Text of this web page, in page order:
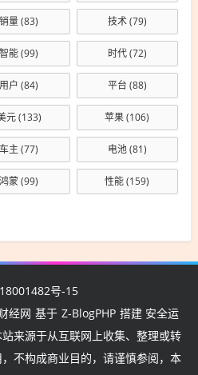
销量(83) 技术(79)
智能(99) 时代(72)
用户 (84) 平台 (88)
元(133) 苹果(106)
车主 (77) 电池(81)
鸿蒙(99) 性能(159)
号-15
经网 基于 Z-BlogPHP 搭建 安全运
源于从互联网上收集、整理或转
不构成商业目的，请谨慎参阅，本